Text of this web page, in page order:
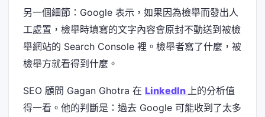
另一個細節：Google 表示，如果因為檢舉而發出人
工處置，檢舉時填寫的文字內容會原封不動送到被檢
舉網站的 Search Console 裡。檢舉者寫了什麼，被
檢舉方就看得到什麼。
SEO 顧問 Gagan Ghotra 在 LinkedIn 上的分析值
得一看。他的判斷是：過去 Google 可能收到了太多